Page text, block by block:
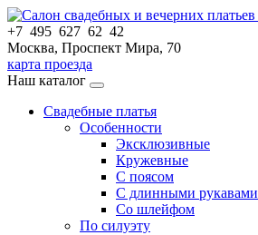
+7 495 627 62 42
Москва, Проспект Мира, 70
карта проезда
Наш каталог
Свадебные платья
Особенности
Эксклюзивные
Кружевные
С поясом
С длинными рукавами
Со шлейфом
По силуэту